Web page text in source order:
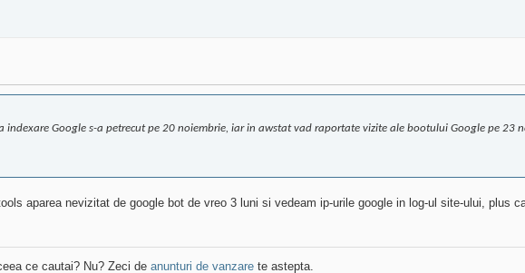
indexare Google s-a petrecut pe 20 noiembrie, iar in awstat vad raportate vizite ale bootului Google pe 23
aparea nevizitat de google bot de vreo 3 luni si vedeam ip-urile google in log-ul site-ului, plus
ce cautai? Nu? Zeci de anunturi de vanzare te astepta.